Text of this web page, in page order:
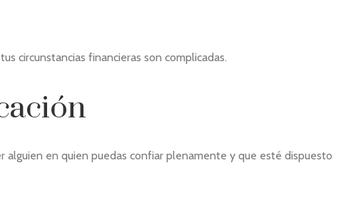
circunstancias financieras son complicadas.
alguien en quien puedas confiar plenamente y que esté dispuesto